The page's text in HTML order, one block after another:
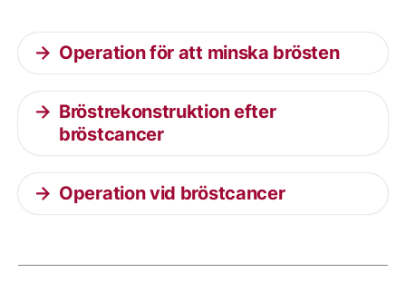
Operation för att minska brösten
Bröstrekonstruktion efter
bröstcancer
Operation vid bröstcancer